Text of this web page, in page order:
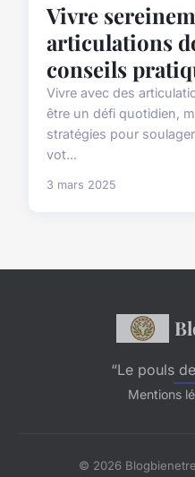
Vivre
articulations
conseils
Vivre avec des
être un défi quotidien,
stratégies pour
vot...
3 mars 2025
“Le pouls
Mentions
© 2026